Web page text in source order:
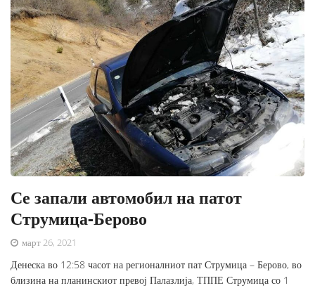
Се запали автомобил на патот
Струмица-Берово
март 26, 2021
Денеска во 12:58 часот на регионалниот пат Струмица – Берово, во
близина на планинскиот превој Палазлија, ТППЕ Струмица со 1